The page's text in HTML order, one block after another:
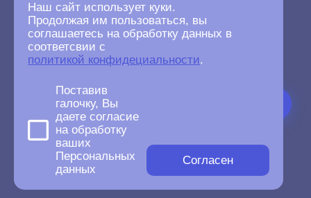
Наш сайт использует куки.
Продолжая им пользоваться, вы
соглашаетесь на обработку данных в
соответсвии с
политикой конфидециальности.
Поставив
галочку, Вы
даете согласие
на обработку
ваших
Персональных
данных
Согласен
2007-2026
oWeb Solutions.ru.
All right reserved.
+7(4872) 702-730
+7(499) 677-61-84